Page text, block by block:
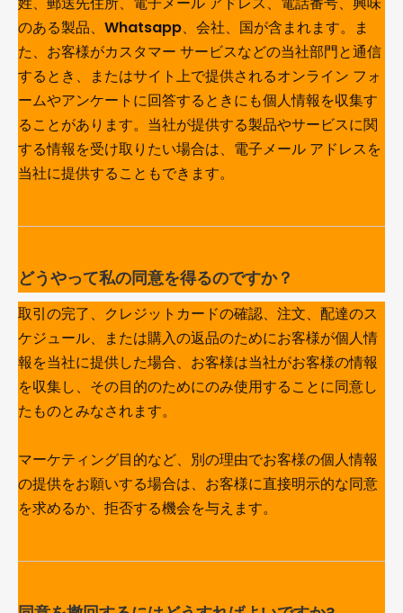
のある製品、Whatsapp、会社、国が含まれます。ま
た、お客様がカスタマー サービスなどの当社部門と通信
するとき、またはサイト上で提供されるオンライン フォ
ームやアンケートに回答するときにも個人情報を収集す
ることがあります。当社が提供する製品やサービスに関
する情報を受け取りたい場合は、電子メール アドレスを
当社に提供することもできます。
どうやって私の同意を得るのですか？
取引の完了、クレジットカードの確認、注文、配達のス
ケジュール、または購入の返品のためにお客様が個人情
報を当社に提供した場合、お客様は当社がお客様の情報
を収集し、その目的のためにのみ使用することに同意し
たものとみなされます。
マーケティング目的など、別の理由でお客様の個人情報
の提供をお願いする場合は、お客様に直接明示的な同意
を求めるか、拒否する機会を与えます。